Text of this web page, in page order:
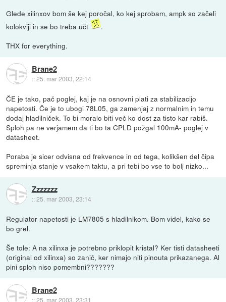
Glede xilinxov bom še kej poročal, ko kej sprobam, ampk so začeli
kolokviji in se bo treba učt
.
THX for everything.
Brane2
::25. mar 2003, 22:14
ČE je tako, pač poglej, kaj je na osnovni plati za stabilizacijo
napetosti. Če je to ubogi 78L05, ga zamenjaj z normalnim in temu
dodaj hladilniček. To bi moralo biti več ko dost za tisto kar rabiš.
Sploh pa ne verjamem da ti bo ta CPLD požgal 100mA- poglej v
datasheet.
Poraba je sicer odvisna od frekvence in od tega, kolikšen del čipa
spreminja stanje v vsakem taktu, a pri tebi bo vse to bolj nizko...
Zzzzzzz
::25. mar 2003, 23:14
Regulator napetosti je LM7805 s hladilnikom. Bom videl, kako se
bo grel.
Še tole: A na xilinxa je potrebno priklopit kristal? Ker tisti datasheeti
(original od xilinxa) so zanič, ker nimajo niti pinouta prikazanega. Al
pini sploh niso pomembni???????
Brane2
::25. mar 2003, 23:31